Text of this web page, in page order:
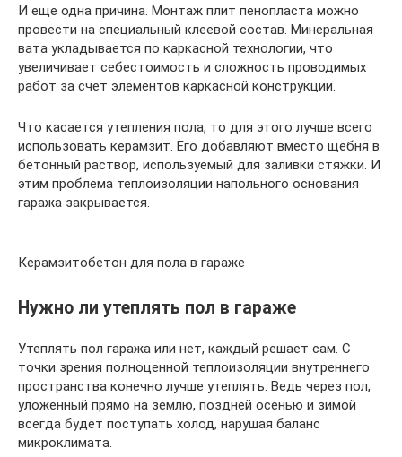
И еще одна причина. Монтаж плит пенопласта можно
провести на специальный клеевой состав. Минеральная
вата укладывается по каркасной технологии, что
увеличивает себестоимость и сложность проводимых
работ за счет элементов каркасной конструкции.
Что касается утепления пола, то для этого лучше всего
использовать керамзит. Его добавляют вместо щебня в
бетонный раствор, используемый для заливки стяжки. И
этим проблема теплоизоляции напольного основания
гаража закрывается.
Керамзитобетон для пола в гараже
Нужно ли утеплять пол в гараже
Утеплять пол гаража или нет, каждый решает сам. С
точки зрения полноценной теплоизоляции внутреннего
пространства конечно лучше утеплять. Ведь через пол,
уложенный прямо на землю, поздней осенью и зимой
всегда будет поступать холод, нарушая баланс
микроклимата.